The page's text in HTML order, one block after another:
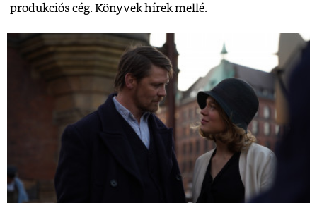
produkciós cég. Könyvek hírek mellé.